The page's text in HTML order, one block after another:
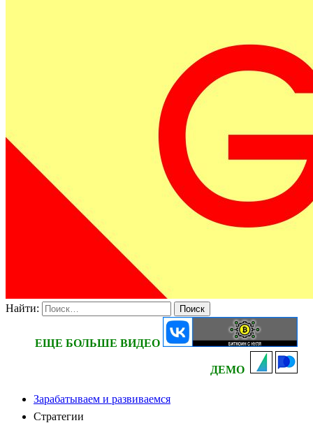
Найти:
ЕЩЕ БОЛЬШЕ ВИДЕО
ДЕМО
Зарабатываем и развиваемся
Стратегии